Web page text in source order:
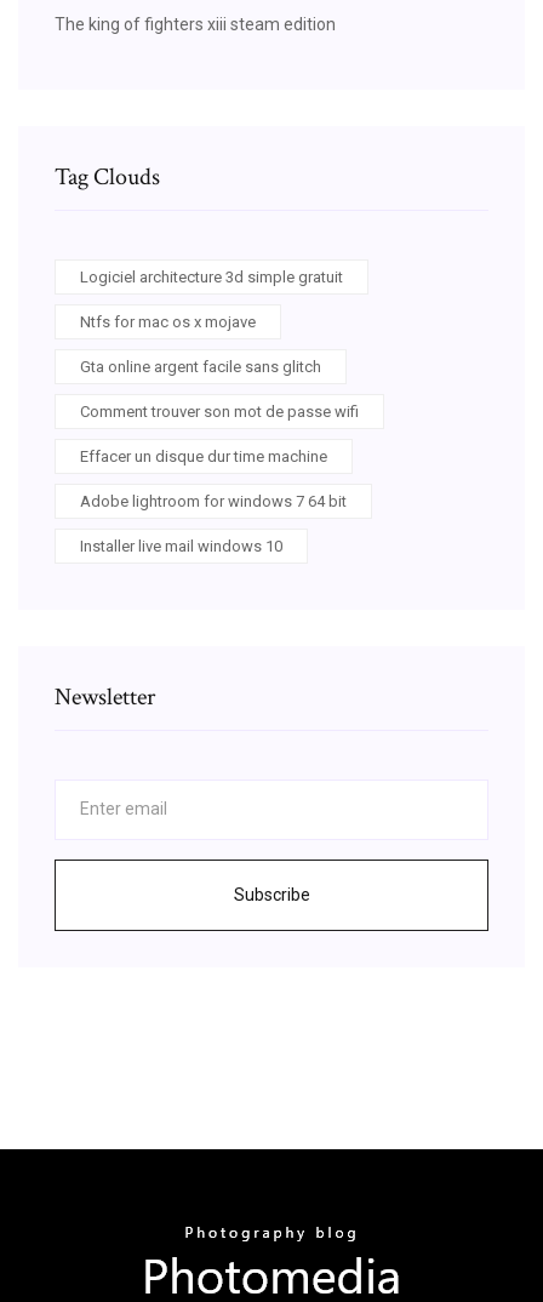
The king of fighters xiii steam edition
Tag Clouds
Logiciel architecture 3d simple gratuit
Ntfs for mac os x mojave
Gta online argent facile sans glitch
Comment trouver son mot de passe wifi
Effacer un disque dur time machine
Adobe lightroom for windows 7 64 bit
Installer live mail windows 10
Newsletter
Subscribe